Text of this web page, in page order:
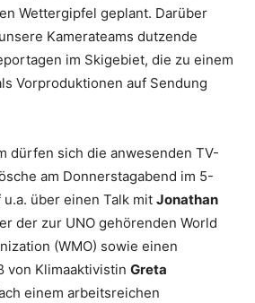
Wettergipfel geplant. Darüber
Kamerateams dutzende
im Skigebiet, die zu einem
Vorproduktionen auf Sendung
dürfen sich die anwesenden TV-
am Donnerstagabend im 5-
über einen Talk mit Jonathan
der zur UNO gehörenden World
(WMO) sowie einen
von Klimaaktivistin Greta
einem arbeitsreichen